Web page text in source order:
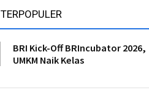
TERPOPULER
BRI Kick-Off BRIncubator 2026,
UMKM Naik Kelas